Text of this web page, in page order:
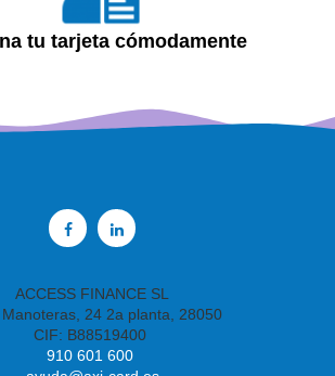
tu tarjeta cómodamente
a11y.target_blank
a11y.target_blank
ACCESS FINANCE SL
24 2a planta, 28050
CIF: B88519400
910 601 600